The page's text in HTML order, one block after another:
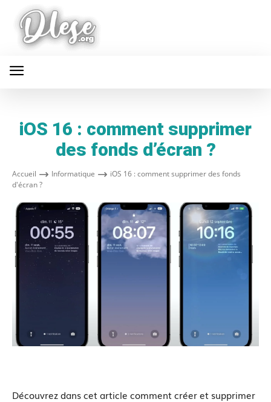
iOS 16 : comment supprimer
des fonds d’écran ?
Accueil Informatique
iOS 16 : comment supprimer des fonds
d'écran ?
Découvrez dans cet article comment créer et supprimer